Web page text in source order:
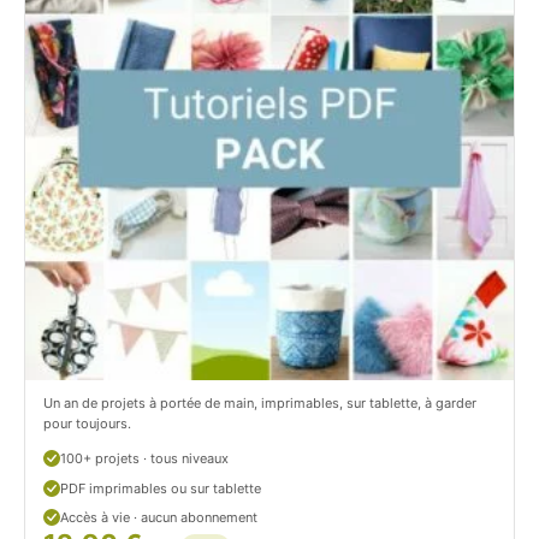
b
o
o
k
.
c
o
m
/
e
i
a
g
r
m
.
o
m
t
Un an de projets à portée de main, imprimables, sur tablette, à garder
pour toujours.
100+ projets · tous niveaux
PDF imprimables ou sur tablette
Accès à vie · aucun abonnement